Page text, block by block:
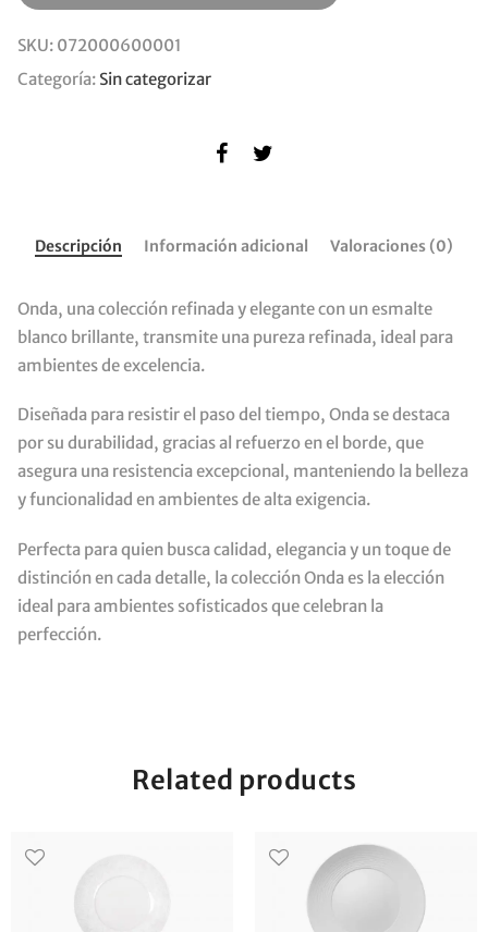
SKU: 072000600001
Categoría: Sin categorizar
Descripción Información adicional Valoraciones (0)
Onda, una colección refinada y elegante con un esmalte
blanco brillante, transmite una pureza refinada, ideal para
ambientes de excelencia.
Diseñada para resistir el paso del tiempo, Onda se destaca
por su durabilidad, gracias al refuerzo en el borde, que
asegura una resistencia excepcional, manteniendo la belleza
y funcionalidad en ambientes de alta exigencia.
Perfecta para quien busca calidad, elegancia y un toque de
distinción en cada detalle, la colección Onda es la elección
ideal para ambientes sofisticados que celebran la
perfección.
Related products